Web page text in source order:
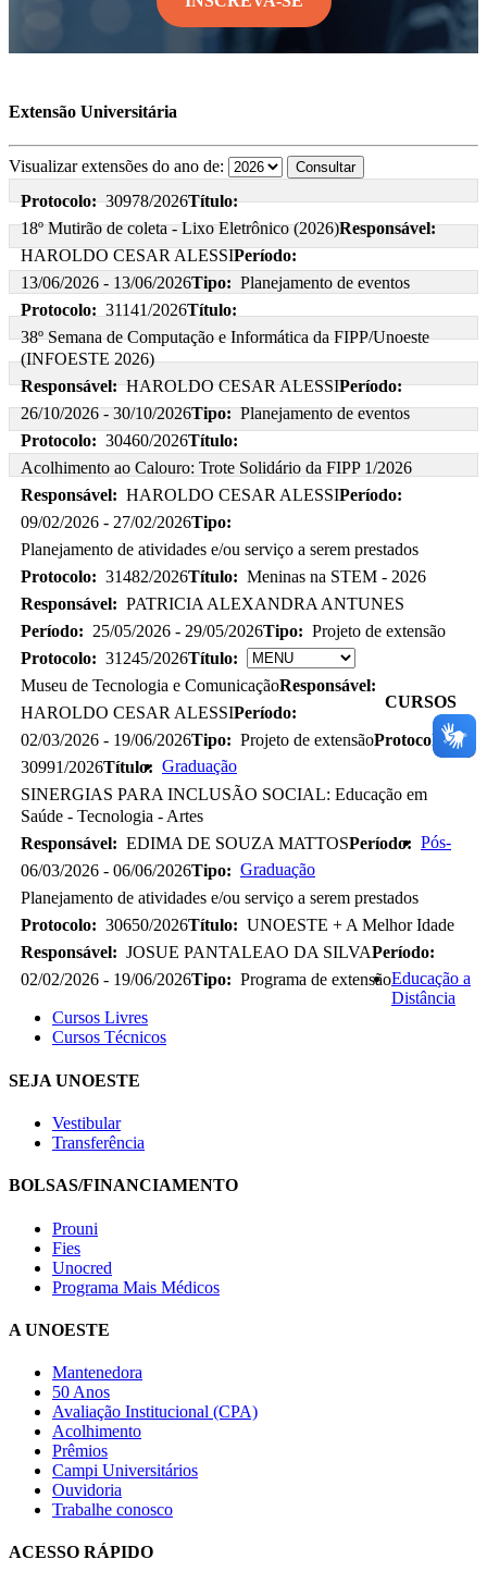
Extensão Universitária
Visualizar extensões do ano de:
Protocolo: 30978/2026Título:
18º Mutirão de coleta - Lixo Eletrônico (2026)Responsável:
HAROLDO CESAR ALESSIPeríodo:
13/06/2026 - 13/06/2026Tipo: Planejamento de eventos
Protocolo: 31141/2026Título:
38º Semana de Computação e Informática da FIPP/Unoeste
(INFOESTE 2026)
Responsável: HAROLDO CESAR ALESSIPeríodo:
26/10/2026 - 30/10/2026Tipo: Planejamento de eventos
Protocolo: 30460/2026Título:
Acolhimento ao Calouro: Trote Solidário da FIPP 1/2026
Responsável: HAROLDO CESAR ALESSIPeríodo:
09/02/2026 - 27/02/2026Tipo:
Planejamento de atividades e/ou serviço a serem prestados
Protocolo: 31482/2026Título: Meninas na STEM - 2026
Responsável: PATRICIA ALEXANDRA ANTUNES
Período: 25/05/2026 - 29/05/2026Tipo: Projeto de extensão
Protocolo: 31245/2026Título:
Museu de Tecnologia e ComunicaçãoResponsável:
HAROLDO CESAR ALESSIPeríodo:
02/03/2026 - 19/06/2026Tipo: Projeto de extensãoProtocolo:
30991/2026Título:
SINERGIAS PARA INCLUSÃO SOCIAL: Educação em
Saúde - Tecnologia - Artes
Responsável: EDIMA DE SOUZA MATTOSPeríodo:
06/03/2026 - 06/06/2026Tipo:
Planejamento de atividades e/ou serviço a serem prestados
Protocolo: 30650/2026Título: UNOESTE + A Melhor Idade
Responsável: JOSUE PANTALEAO DA SILVAPeríodo:
02/02/2026 - 19/06/2026Tipo: Programa de extensão
CURSOS
Graduação
Pós-
Graduação
Educação a
Distância
Cursos Livres
Cursos Técnicos
SEJA UNOESTE
Vestibular
Transferência
BOLSAS/FINANCIAMENTO
Prouni
Fies
Unocred
Programa Mais Médicos
A UNOESTE
Mantenedora
50 Anos
Avaliação Institucional (CPA)
Acolhimento
Prêmios
Campi Universitários
Ouvidoria
Trabalhe conosco
ACESSO RÁPIDO